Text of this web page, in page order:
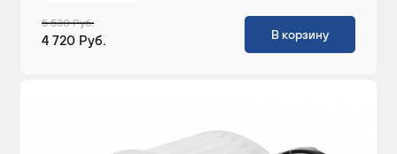
5 530 Руб.
4 720 Руб. В корзину